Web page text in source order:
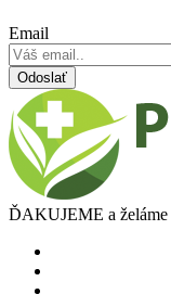
Email
Odoslať
ĎAKUJEME a želáme